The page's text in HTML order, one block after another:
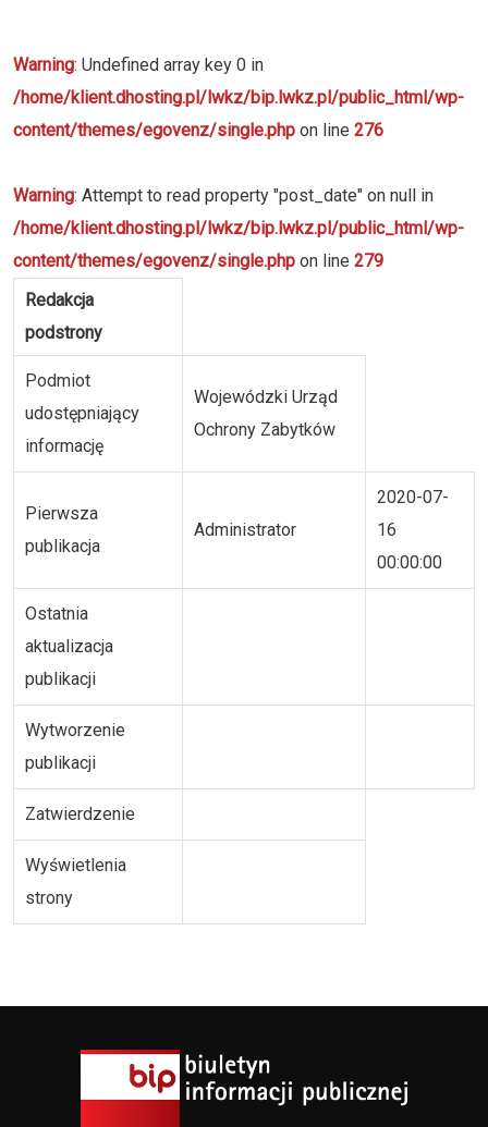
Warning: Undefined array key 0 in
/home/klient.dhosting.pl/lwkz/bip.lwkz.pl/public_html/wp-
content/themes/egovenz/single.php on line 276
Warning: Attempt to read property "post_date" on null in
/home/klient.dhosting.pl/lwkz/bip.lwkz.pl/public_html/wp-
content/themes/egovenz/single.php on line 279
Redakcja
podstrony
Podmiot
udostępniający
informację
Wojewódzki Urząd
Ochrony Zabytków
Pierwsza
publikacja
Administrator
2020-07-
16
00:00:00
Ostatnia
aktualizacja
publikacji
Wytworzenie
publikacji
Zatwierdzenie
Wyświetlenia
strony